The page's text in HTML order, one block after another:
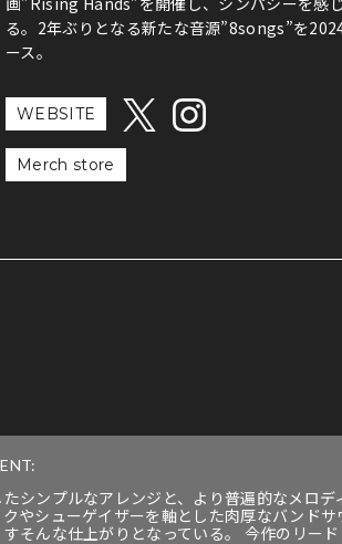
る。2年ぶりとなる新たな音源”8songs”を
ース。
WEBSITE
Merch store
シンプルなアレンジと、より普遍的なメロ
やシューゲイザーを軸とした肉厚なバンド
そんな仕上がりとなっている。 今作のリー